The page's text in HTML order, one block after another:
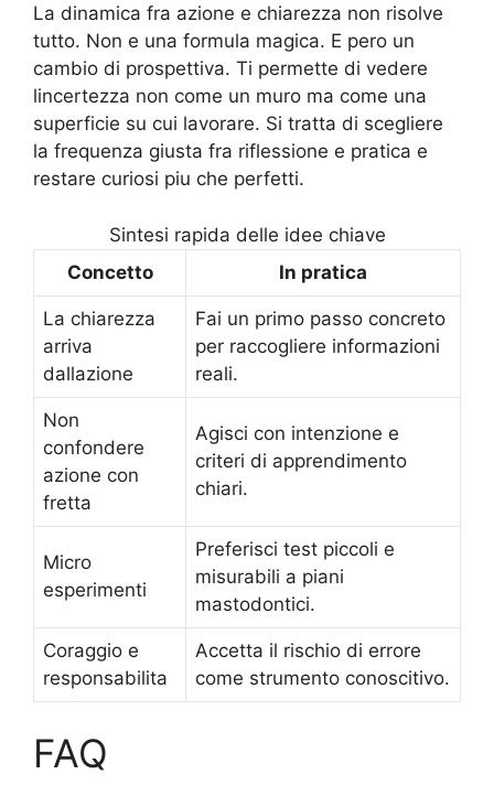
La dinamica fra azione e chiarezza non risolve
tutto. Non e una formula magica. E pero un
cambio di prospettiva. Ti permette di vedere
lincertezza non come un muro ma come una
superficie su cui lavorare. Si tratta di scegliere
la frequenza giusta fra riflessione e pratica e
restare curiosi piu che perfetti.
Sintesi rapida delle idee chiave
Concetto
In pratica
La chiarezza
arriva
dallazione
Fai un primo passo concreto
per raccogliere informazioni
reali.
Non
confondere
azione con
fretta
Agisci con intenzione e
criteri di apprendimento
chiari.
Micro
esperimenti
Preferisci test piccoli e
misurabili a piani
mastodontici.
Coraggio e
responsabilita
Accetta il rischio di errore
come strumento conoscitivo.
FAQ